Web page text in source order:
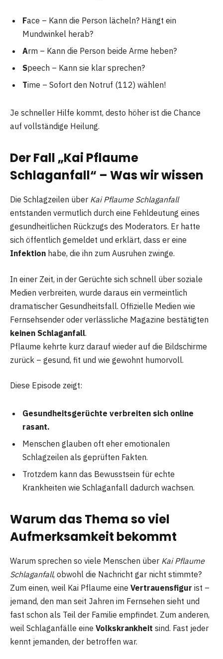
Face – Kann die Person lächeln? Hängt ein
Mundwinkel herab?
Arm – Kann die Person beide Arme heben?
Speech – Kann sie klar sprechen?
Time – Sofort den Notruf (112) wählen!
Je schneller Hilfe kommt, desto höher ist die Chance
auf vollständige Heilung.
Der Fall „Kai Pflaume
Schlaganfall“ – Was wir wissen
Die Schlagzeilen über Kai Pflaume Schlaganfall
entstanden vermutlich durch eine Fehldeutung eines
gesundheitlichen Rückzugs des Moderators. Er hatte
sich öffentlich gemeldet und erklärt, dass er eine
Infektion habe, die ihn zum Ausruhen zwinge.
In einer Zeit, in der Gerüchte sich schnell über soziale
Medien verbreiten, wurde daraus ein vermeintlich
dramatischer Gesundheitsfall. Offizielle Medien wie
Fernsehsender oder verlässliche Magazine bestätigten
keinen Schlaganfall.
Pflaume kehrte kurz darauf wieder auf die Bildschirme
zurück – gesund, fit und wie gewohnt humorvoll.
Diese Episode zeigt:
Gesundheitsgerüchte verbreiten sich online
rasant.
Menschen glauben oft eher emotionalen
Schlagzeilen als geprüften Fakten.
Trotzdem kann das Bewusstsein für echte
Krankheiten wie Schlaganfall dadurch wachsen.
Warum das Thema so viel
Aufmerksamkeit bekommt
Warum sprechen so viele Menschen über Kai Pflaume
Schlaganfall, obwohl die Nachricht gar nicht stimmte?
Zum einen, weil Kai Pflaume eine Vertrauensfigur ist –
jemand, den man seit Jahren im Fernsehen sieht und
fast schon als Teil der Familie empfindet. Zum anderen,
weil Schlaganfälle eine Volkskrankheit sind. Fast jeder
kennt jemanden, der betroffen war.